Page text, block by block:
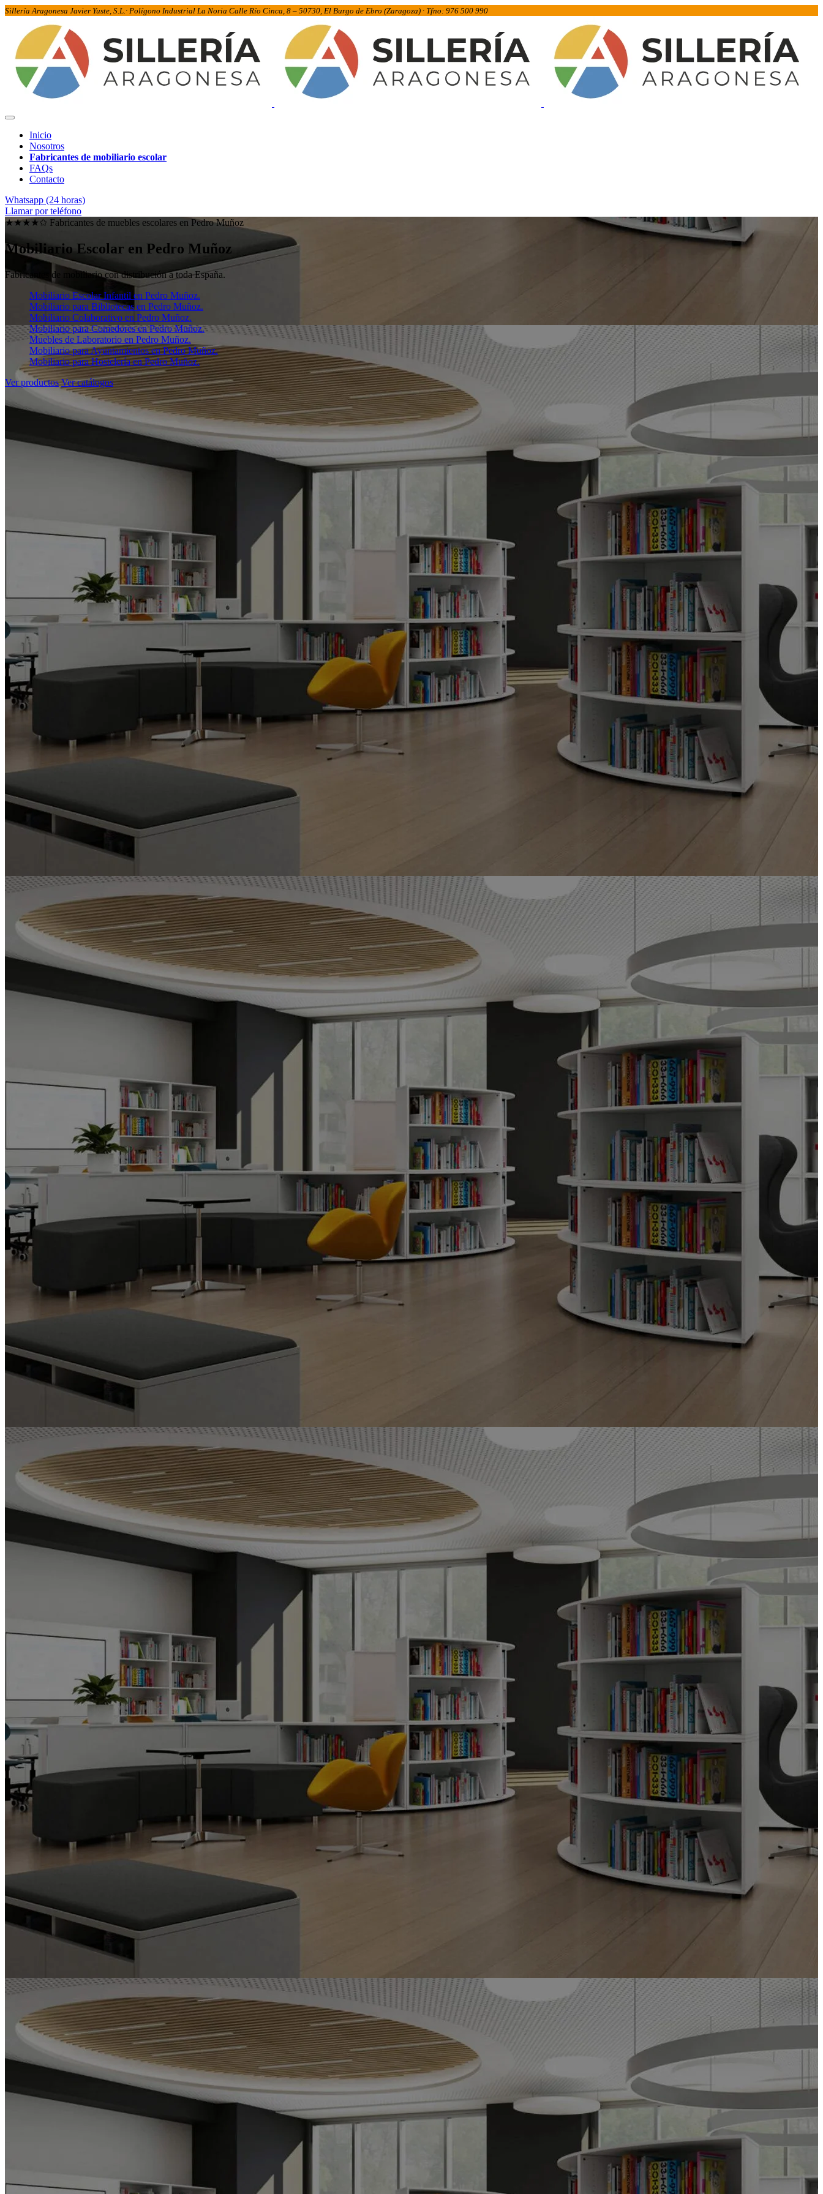
Sillería Aragonesa Javier Yuste, S.L.· Polígono Industrial La Noria Calle Río Cinca, 8 – 50730, El Burgo de Ebro (Zaragoza) · Tfno: 976 500 990
Inicio
Nosotros
Fabricantes de mobiliario escolar
FAQs
Contacto
Whatsapp (24 horas)
Llamar por teléfono
★★★★✩ Fabricantes de muebles escolares en Pedro Muñoz
Mobiliario Escolar en Pedro Muñoz
Fabricantes de mobiliario con distribución a toda España.
Mobiliario Escolar Infantil en Pedro Muñoz.
Mobiliario para Bibliotecas en Pedro Muñoz.
Mobiliario Colaborativo en Pedro Muñoz.
Mobiliario para Comedores en Pedro Muñoz.
Muebles de Laboratorio en Pedro Muñoz.
Mobiliario para Ayuntamientos en Pedro Muñoz.
Mobiliario para Hostelería en Pedro Muñoz.
Ver productos Ver catálogos